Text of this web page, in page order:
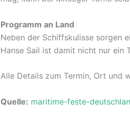
Programm an Land
Neben der Schiffskulisse sorgen
Hanse Sail ist damit nicht nur ein
Alle Details zum Termin, Ort und
Quelle: maritime-feste-